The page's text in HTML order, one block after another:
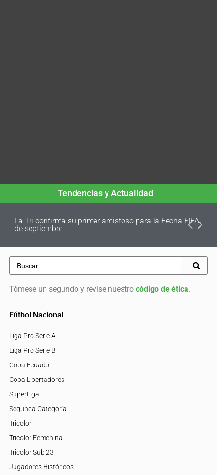
Tendencias y Actualidad
La Tri confirma su primer amistoso para la Fecha FIFA
de septiembre
Tómese un segundo y revise nuestro código de ética.
Fútbol Nacional
Liga Pro Serie A
Liga Pro Serie B
Copa Ecuador
Copa Libertadores
SuperLiga
Segunda Categoría
Tricolor
Tricolor Femenina
Tricolor Sub 23
Jugadores Históricos